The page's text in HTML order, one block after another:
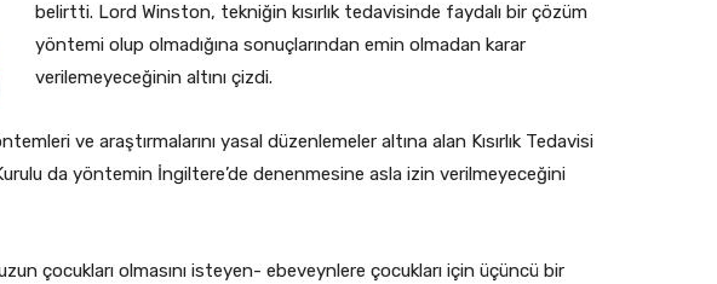
belirtti. Lord Winston, tekniğin kısırlık tedavisinde faydalı bir çözüm
yöntemi olup olmadığına sonuçlarından emin olmadan karar
verilemeyeceğinin altını çizdi.
ve araştırmalarını yasal düzenlemeler altına alan Kısırlık Tedavisi
da yöntemin İngiltere’de denenmesine asla izin verilmeyeceğini
çocukları olmasını isteyen- ebeveynlere çocukları için üçüncü bir